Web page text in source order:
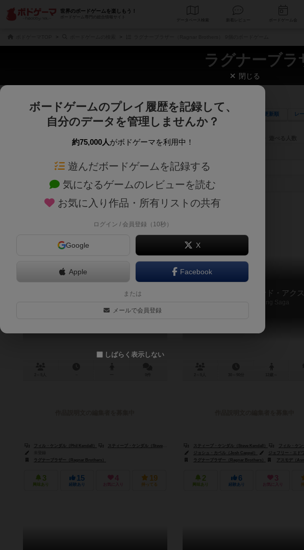
世界のボードゲームを楽しもう！
ボードゲーム専門の総合情報サイト
データベース
ラグナーブラ
じっくり表示 更新順 レ
商品名、商品説明文、デザイナー名、テーマ名、メカニクス名を対象にフリーワード検索ができます。
ゲームデザイナー名を指定して検索できます。
ゲームデザイナー
対象年齢を指定します。 世界観や登場人物などモチーフ・ストーリ
テーマ/フレーバー
フィル・ケンダル（Phil Kendall）
スティーブ・ケンダル（Steve Kendall）
ラグナーブラザー（Ragnar Brothers）
3
興味あり
15
経験あり
4
お気に入り
19
持ってる
ファイアー・アンド・アクス
Fire & Axe: A Viking Saga
スティーブ・ケンダル（Steve Kendall）
フィル・ケンダル
ジョシュ・カペル（Josh Cappel）
ジェフリー・エドワーズ（
ラグナーブラザー（Ragnar Brothers）
アスモデ（
2
興味あり
6
経験あり
3
お気に入り
閉じる
ボードゲームのプレイ履歴を記録して、
自分のデータを管理しませんか？
約75,000人がボドゲーマを利用中！
遊んだボードゲームを記録する
気になるゲームのレビューを読む
お気に入り作品・所有リストの共有
ログイン / 会員登録（10秒）
Google X
Apple Facebook
または
メールで会員登録
しばらく表示しない